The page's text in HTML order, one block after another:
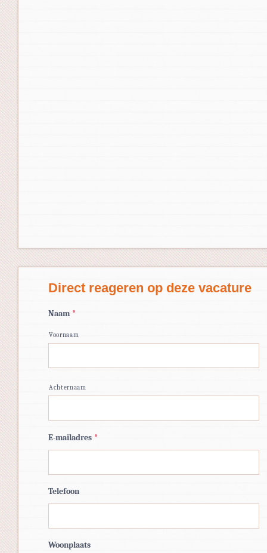
Direct reageren op deze vacature
Naam *
Voornaam
Achternaam
E-mailadres *
Telefoon
Woonplaats